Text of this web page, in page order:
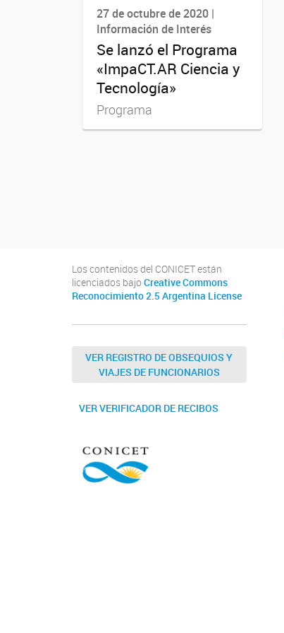
27 de octubre de 2020 |
Información de Interés
Se lanzó el Programa
«ImpaCT.AR Ciencia y
Tecnología»
Programa
Los contenidos del CONICET están
licenciados bajo Creative Commons
Reconocimiento 2.5 Argentina License
VER REGISTRO DE OBSEQUIOS Y
VIAJES DE FUNCIONARIOS
VER VERIFICADOR DE RECIBOS